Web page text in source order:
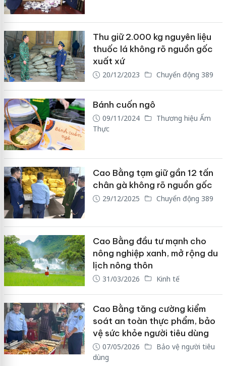
Thu giữ 2.000 kg nguyên liệu
thuốc lá không rõ nguồn gốc
xuất xứ
20/12/2023 Chuyển động 389
Bánh cuốn ngô
09/11/2024
Thương hiệu Ẩm
Thực
Cao Bằng tạm giữ gần 12 tấn
chân gà không rõ nguồn gốc
29/12/2025 Chuyển động 389
Cao Bằng đầu tư mạnh cho
nông nghiệp xanh, mở rộng du
lịch nông thôn
31/03/2026 Kinh tế
Cao Bằng tăng cường kiểm
soát an toàn thực phẩm, bảo
vệ sức khỏe người tiêu dùng
07/05/2026
Bảo vệ người tiêu
dùng